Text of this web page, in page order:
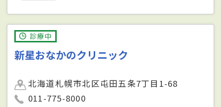
診療中
新星おなかのクリニック
北海道札幌市北区屯田五条7丁目1-68
011-775-8000